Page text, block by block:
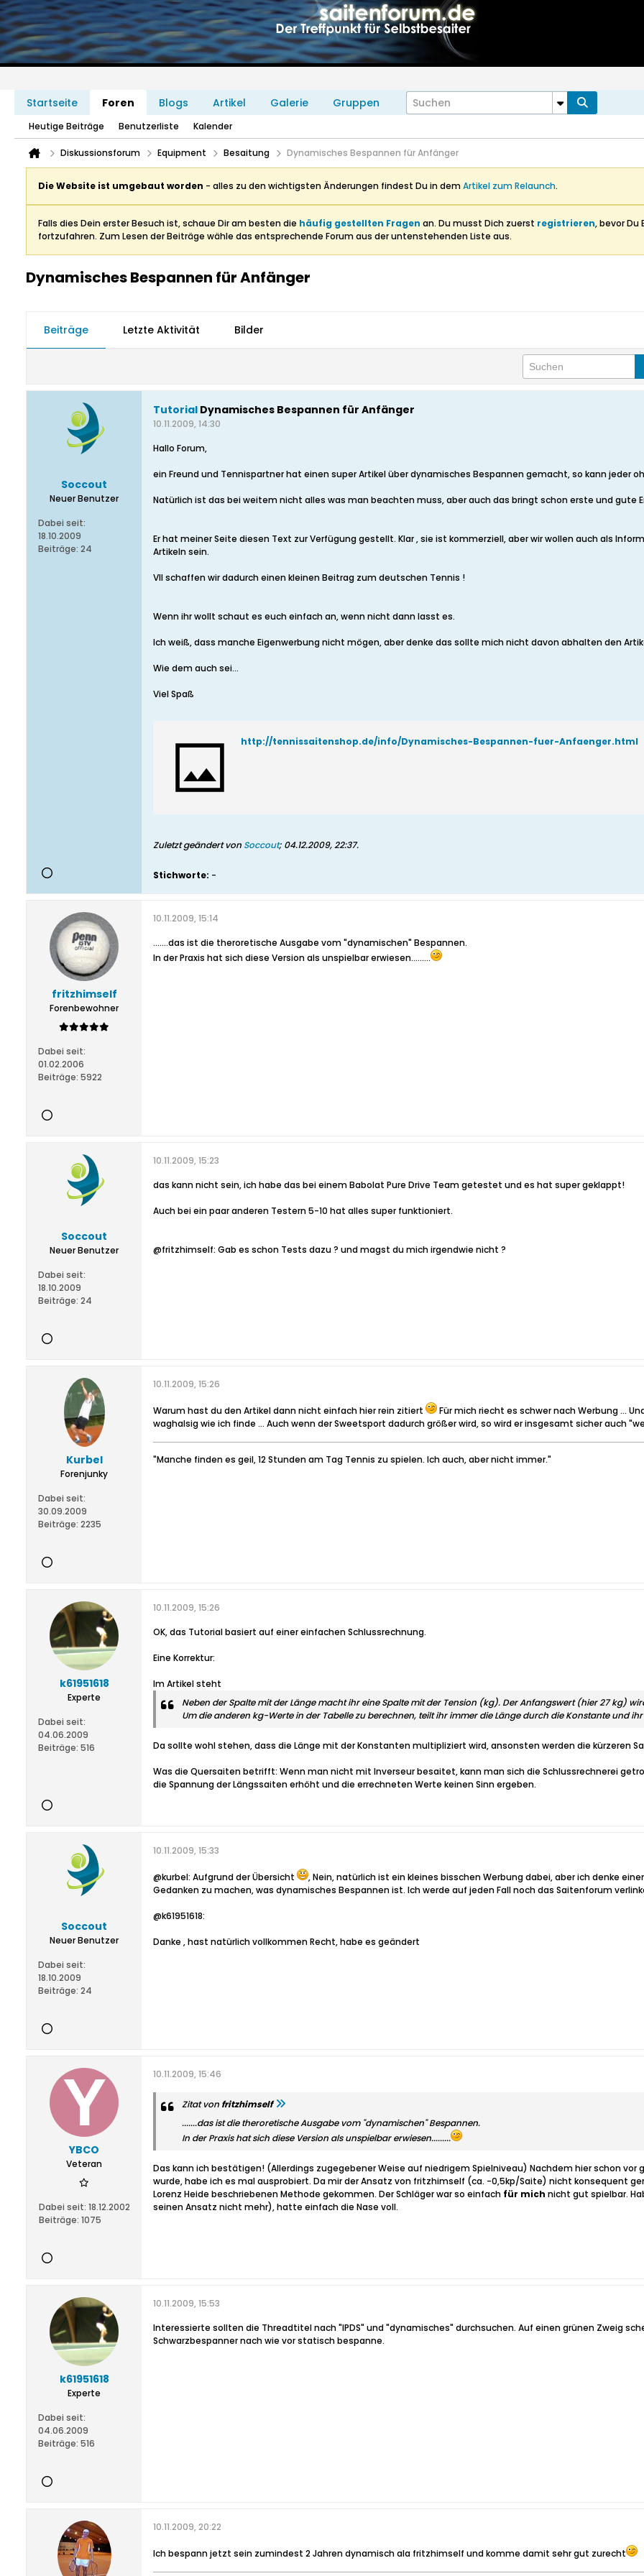
Startseite Foren Blogs Artikel Galerie Gruppen
Heutige Beiträge Benutzerliste Kalender
Diskussionsforum Equipment Besaitung Dynamisches Bespannen für Anfänger
Die Website ist umgebaut worden - alles zu den wichtigsten Änderungen findest Du in demArtikel zum Relaunch.
Falls dies Dein erster Besuch ist, schaue Dir am besten die häufig gestellten Fragen an. Du musst Dich zuerst registrieren, bevor Du
fortzufahren. Zum Lesen der Beiträge wähle das entsprechende Forum aus der untenstehenden Liste aus.
Dynamisches Bespannen für Anfänger
Beiträge Letzte Aktivität Bilder
Soccout
Neuer Benutzer
Dabei seit:
18.10.2009
Beiträge: 24
Tutorial Dynamisches Bespannen für Anfänger
10.11.2009, 14:30
Hallo Forum,
ein Freund und Tennispartner hat einen super Artikel über dynamisches Bespannen gemacht, so kann jeder
Natürlich ist das bei weitem nicht alles was man beachten muss, aber auch das bringt schon erste und gute
Er hat meiner Seite diesen Text zur Verfügung gestellt. Klar , sie ist kommerziell, aber wir wollen auch als
Artikeln sein.
Vll schaffen wir dadurch einen kleinen Beitrag zum deutschen Tennis !
Wenn ihr wollt schaut es euch einfach an, wenn nicht dann lasst es.
Ich weiß, dass manche Eigenwerbung nicht mögen, aber denke das sollte mich nicht davon abhalten den
Wie dem auch sei...
Viel Spaß
http://tennissaitenshop.de/info/Dynamisches-Bespannen-fuer-Anfaenger.html
Zuletzt geändert von Soccout; 04.12.2009, 22:37.
Stichworte: -
fritzhimself
Forenbewohner
Dabei seit:
01.02.2006
Beiträge: 5922
10.11.2009, 15:14
.......das ist die theroretische Ausgabe vom "dynamischen" Bespannen.
In der Praxis hat sich diese Version als unspielbar erwiesen.........
Soccout
Neuer Benutzer
Dabei seit:
18.10.2009
Beiträge: 24
10.11.2009, 15:23
das kann nicht sein, ich habe das bei einem Babolat Pure Drive Team getestet und es hat super geklappt!
Auch bei ein paar anderen Testern 5-10 hat alles super funktioniert.
@fritzhimself: Gab es schon Tests dazu ? und magst du mich irgendwie nicht ?
Kurbel
Forenjunky
Dabei seit:
30.09.2009
Beiträge: 2235
10.11.2009, 15:26
Warum hast du den Artikel dann nicht einfach hier rein zitiert
Für mich riecht es schwer nach Werbung ...
waghalsig wie ich finde ... Auch wenn der Sweetsport dadurch größer wird, so wird er insgesamt sicher auch
"Manche finden es geil, 12 Stunden am Tag Tennis zu spielen. Ich auch, aber nicht immer."
k61951618
Experte
Dabei seit:
04.06.2009
Beiträge: 516
10.11.2009, 15:26
OK, das Tutorial basiert auf einer einfachen Schlussrechnung.
Eine Korrektur:
Im Artikel steht
Neben der Spalte mit der Länge macht ihr eine Spalte mit der Tension (kg). Der Anfangswert (hier 27 kg)
Um die anderen kg-Werte in der Tabelle zu berechnen, teilt ihr immer die Länge durch die Konstante und
Da sollte wohl stehen, dass die Länge mit der Konstanten multipliziert wird, ansonsten werden die kürzeren
Was die Quersaiten betrifft: Wenn man nicht mit Inverseur besaitet, kann man sich die Schlussrechnerei
die Spannung der Längssaiten erhöht und die errechneten Werte keinen Sinn ergeben.
Soccout
Neuer Benutzer
Dabei seit:
18.10.2009
Beiträge: 24
10.11.2009, 15:33
@kurbel: Aufgrund der Übersicht
, Nein, natürlich ist ein kleines bisschen Werbung dabei, aber ich denke
Gedanken zu machen, was dynamisches Bespannen ist. Ich werde auf jeden Fall noch das Saitenforum
@k61951618:
Danke , hast natürlich vollkommen Recht, habe es geändert
YBCO
Veteran
Dabei seit: 18.12.2002
Beiträge: 1075
10.11.2009, 15:46
Zitat von fritzhimself
.......das ist die theroretische Ausgabe vom "dynamischen" Bespannen.
In der Praxis hat sich diese Version als unspielbar erwiesen.........
Das kann ich bestätigen! (Allerdings zugegebener Weise auf niedrigem Spielniveau) Nachdem hier schon
wurde, habe ich es mal ausprobiert. Da mir der Ansatz von fritzhimself (ca. -0,5kp/Saite) nicht konsequent
Lorenz Heide beschriebenen Methode gekommen. Der Schläger war so einfach für mich nicht gut spielbar.
seinen Ansatz nicht mehr), hatte einfach die Nase voll.
k61951618
Experte
Dabei seit:
04.06.2009
Beiträge: 516
10.11.2009, 15:53
Interessierte sollten die Threadtitel nach "IPDS" und "dynamisches" durchsuchen. Auf einen grünen Zweig
Schwarzbespanner nach wie vor statisch bespanne.
10.11.2009, 20:22
Ich bespann jetzt sein zumindest 2 Jahren dynamisch ala fritzhimself und komme damit sehr gut zurecht